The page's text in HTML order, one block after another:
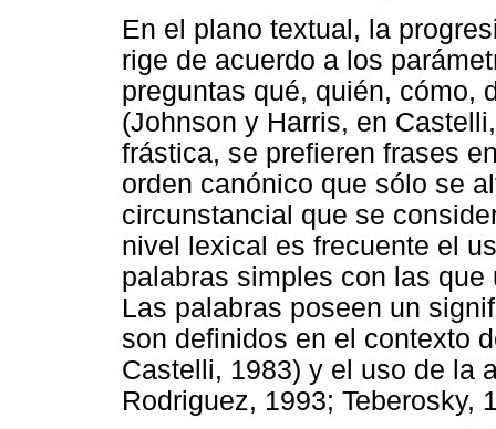
En el plano textual, la
rige de acuerdo a los
preguntas qué, quién, cómo,
(Johnson y Harris, en
frástica, se prefieren frases
orden canónico que sólo se
circunstancial que se
nivel lexical es frecuente el
palabras simples con las
Las palabras poseen un
son definidos en el contexto
Castelli, 1983) y el uso de la
Rodriguez, 1993; Teberosky,